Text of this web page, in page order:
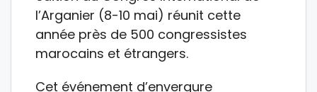
l’Arganier (8-10 mai) réunit cette
année près de 500 congressistes
marocains et étrangers.
Cet événement d’envergure